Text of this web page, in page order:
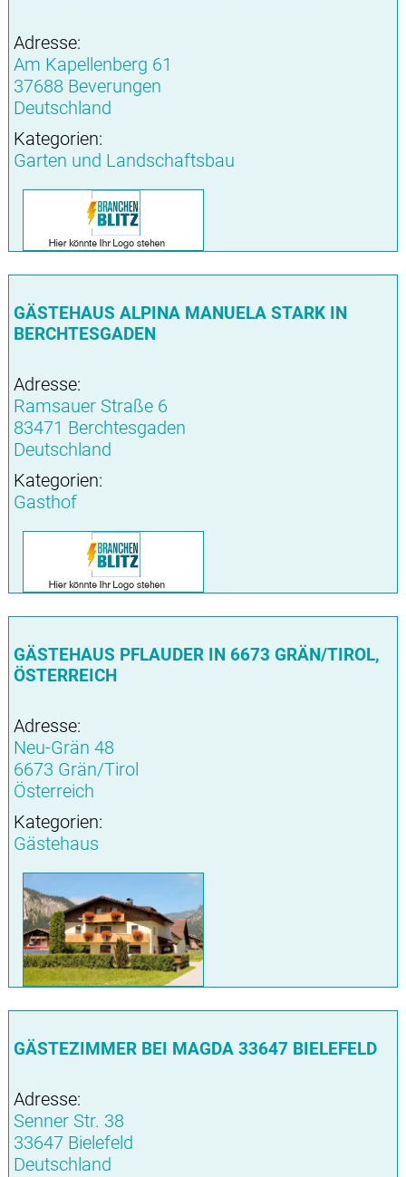
Adresse:
Am Kapellenberg 61
37688 Beverungen
Deutschland
Kategorien:
Garten und Landschaftsbau
GÄSTEHAUS ALPINA MANUELA STARK IN
BERCHTESGADEN
Adresse:
Ramsauer Straße 6
83471 Berchtesgaden
Deutschland
Kategorien:
Gasthof
GÄSTEHAUS PFLAUDER IN 6673 GRÄN/TIROL,
ÖSTERREICH
Adresse:
Neu-Grän 48
6673 Grän/Tirol
Österreich
Kategorien:
Gästehaus
GÄSTEZIMMER BEI MAGDA 33647 BIELEFELD
Adresse:
Senner Str. 38
33647 Bielefeld
Deutschland